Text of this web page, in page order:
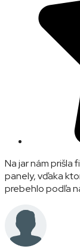
Na jar nám prišla
panely, vďaka
prebehlo podľa